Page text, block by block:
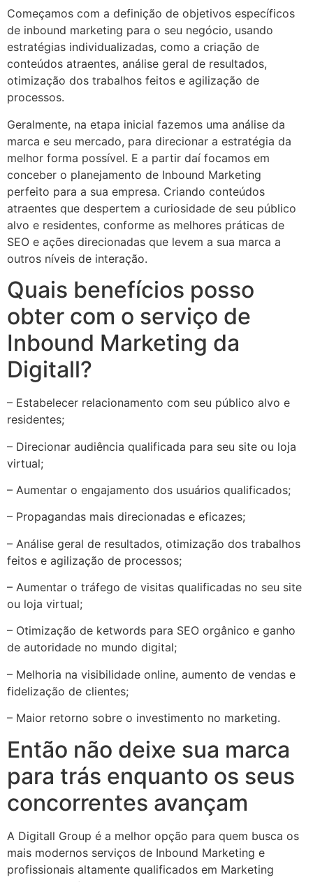
Começamos com a definição de objetivos específicos
de inbound marketing para o seu negócio, usando
estratégias individualizadas, como a criação de
conteúdos atraentes, análise geral de resultados,
otimização dos trabalhos feitos e agilização de
processos.
Geralmente, na etapa inicial fazemos uma análise da
marca e seu mercado, para direcionar a estratégia da
melhor forma possível. E a partir daí focamos em
conceber o planejamento de Inbound Marketing
perfeito para a sua empresa. Criando conteúdos
atraentes que despertem a curiosidade de seu público
alvo e residentes, conforme as melhores práticas de
SEO e ações direcionadas que levem a sua marca a
outros níveis de interação.
Quais benefícios posso
obter com o serviço de
Inbound Marketing da
Digitall?
– Estabelecer relacionamento com seu público alvo e
residentes;
– Direcionar audiência qualificada para seu site ou loja
virtual;
– Aumentar o engajamento dos usuários qualificados;
– Propagandas mais direcionadas e eficazes;
– Análise geral de resultados, otimização dos trabalhos
feitos e agilização de processos;
– Aumentar o tráfego de visitas qualificadas no seu site
ou loja virtual;
– Otimização de ketwords para SEO orgânico e ganho
de autoridade no mundo digital;
– Melhoria na visibilidade online, aumento de vendas e
fidelização de clientes;
– Maior retorno sobre o investimento no marketing.
Então não deixe sua marca
para trás enquanto os seus
concorrentes avançam
A Digitall Group é a melhor opção para quem busca os
mais modernos serviços de Inbound Marketing e
profissionais altamente qualificados em Marketing